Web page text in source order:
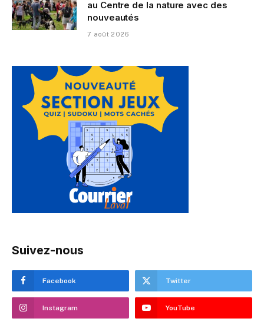
au Centre de la nature avec des
nouveautés
7 août 2026
Suivez-nous
Facebook Twitter
Instagram YouTube